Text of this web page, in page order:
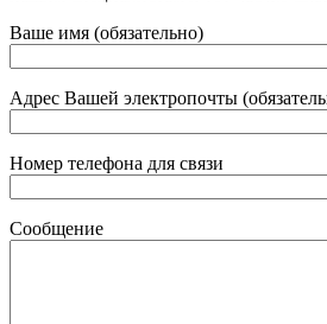
Ваше имя (обязательно)
Адрес Вашей электропочты
Номер телефона для связи
Сообщение